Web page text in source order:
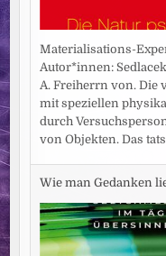
Materialisations-
Autor*innen:
A. Freiherrn von. Die
mit speziellen
durch
von Objekten. Das
Wie man Gedanken